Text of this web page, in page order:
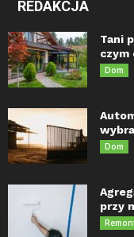
REDAKCJA
Tani
czym
Dom
Dom
przy